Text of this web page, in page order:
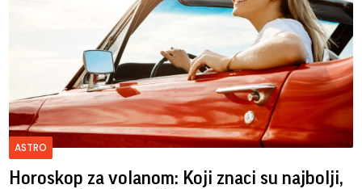
ASTRO
Horoskop za volanom: Koji znaci su najbolji,